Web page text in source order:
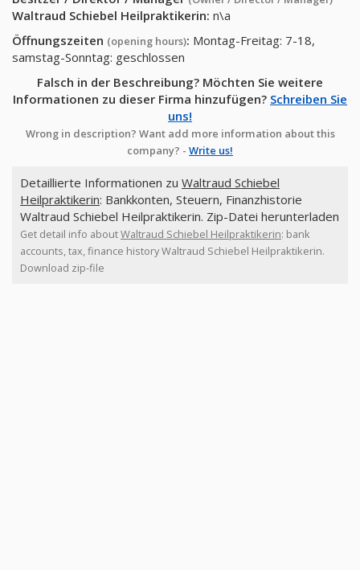
Waltraud Schiebel Heilpraktikerin: n\a
Öffnungszeiten (opening hours): Montag-Freitag: 7-18,
samstag-Sonntag: geschlossen
Falsch in der Beschreibung? Möchten Sie weitere
Informationen zu dieser Firma hinzufügen? Schreiben Sie
uns!
Wrong in description? Want add more information about this
company? - Write us!
Detaillierte Informationen zu Waltraud Schiebel
Heilpraktikerin: Bankkonten, Steuern, Finanzhistorie
Waltraud Schiebel Heilpraktikerin. Zip-Datei herunterladen
Get detail info aboutWaltraud Schiebel Heilpraktikerin: bank
accounts, tax, finance history Waltraud Schiebel Heilpraktikerin.
Download zip-file